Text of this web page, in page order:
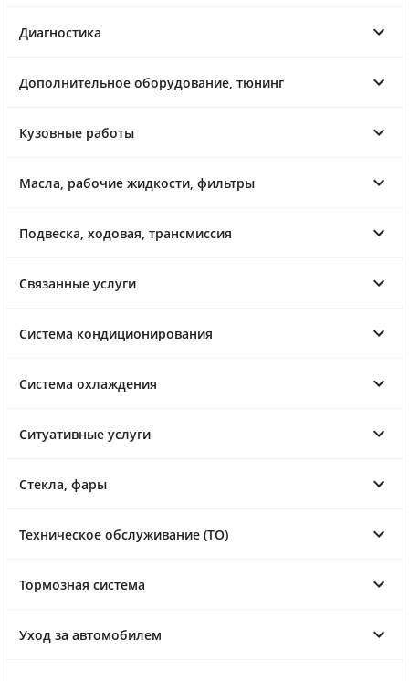
Диагностика
Дополнительное оборудование, тюнинг
Кузовные работы
Масла, рабочие жидкости, фильтры
Подвеска, ходовая, трансмиссия
Связанные услуги
Система кондиционирования
Система охлаждения
Ситуативные услуги
Стекла, фары
Техническое обслуживание (ТО)
Тормозная система
Уход за автомобилем